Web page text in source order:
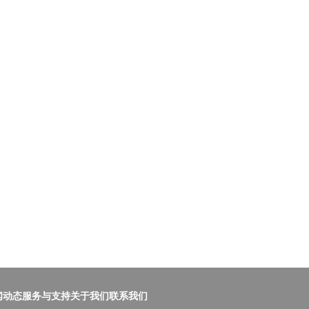
动态服务与支持关于我们联系我们